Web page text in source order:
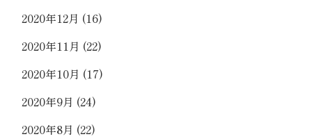
2020年12月 (16)
2020年11月 (22)
2020年10月 (17)
2020年9月 (24)
2020年8月 (22)